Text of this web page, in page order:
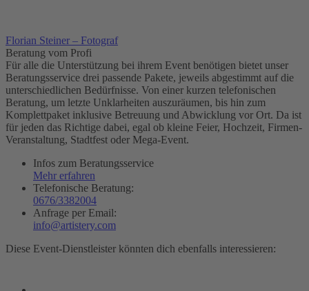
Florian Steiner – Fotograf
Beratung vom Profi
Für alle die Unterstützung bei ihrem Event benötigen bietet unser
Beratungsservice drei passende Pakete, jeweils abgestimmt auf die
unterschiedlichen Bedürfnisse. Von einer kurzen telefonischen
Beratung, um letzte Unklarheiten auszuräumen, bis hin zum
Komplettpaket inklusive Betreuung und Abwicklung vor Ort. Da ist
für jeden das Richtige dabei, egal ob kleine Feier, Hochzeit, Firmen-
Veranstaltung, Stadtfest oder Mega-Event.
Infos zum Beratungsservice
Mehr erfahren
Telefonische Beratung:
0676/3382004
Anfrage per Email:
info@artistery.com
Diese Event-Dienstleister könnten dich ebenfalls interessieren: